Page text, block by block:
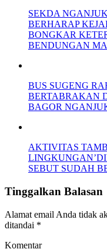
SEKDA
BERHARAP
BONGKAR
BENDUNGAN
BUS SUGENG
BERTABRAKAN
BAGOR
AKTIVITAS
SEBUT SUDAH
Tinggalkan Balasan
Alamat email Anda tidak
ditandai *
Komentar